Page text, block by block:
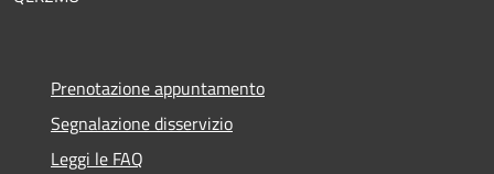
Prenotazione appuntamento
Segnalazione disservizio
Leggi le FAQ